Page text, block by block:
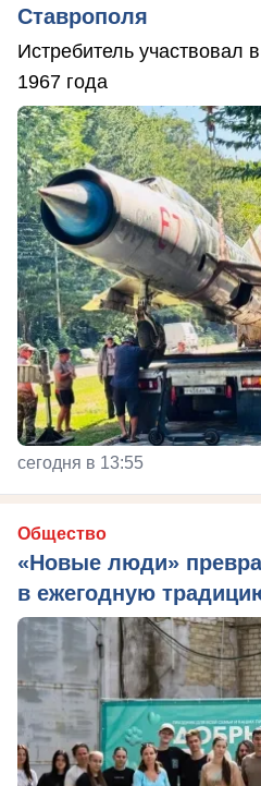
Ставрополя
Истребитель участвовал
1967 года
сегодня в 13:55
Общество
«Новые люди»
в ежегодную